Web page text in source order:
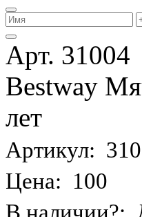
Арт. 31004
Bestway
лет
Артикул:
Цена: 100